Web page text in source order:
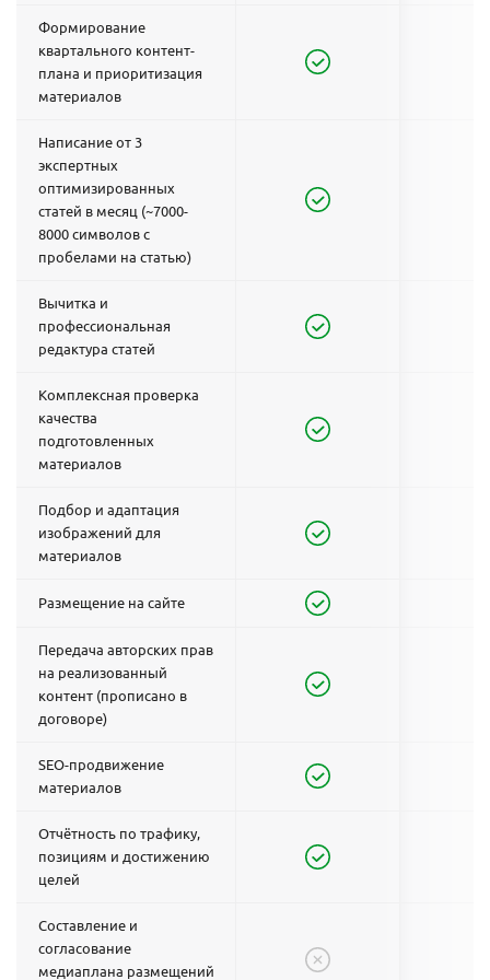
Формирование
квартального контент-
плана и приоритизация
материалов
Написание от 3
экспертных
оптимизированных
статей в месяц (~7000-
8000 символов с
пробелами на статью)
Вычитка и
профессиональная
редактура статей
Комплексная проверка
качества
подготовленных
материалов
Подбор и адаптация
изображений для
материалов
Размещение на сайте
Передача авторских прав
на реализованный
контент (прописано в
договоре)
SEO-продвижение
материалов
Отчётность по трафику,
позициям и достижению
целей
Составление и
согласование
медиаплана размещений